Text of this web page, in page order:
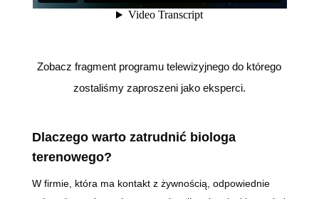
Zobacz fragment programu telewizyjnego do którego
zostaliśmy zaproszeni jako eksperci.
Dlaczego warto zatrudnić biologa
terenowego?
W firmie, która ma kontakt z żywnością, odpowiednie